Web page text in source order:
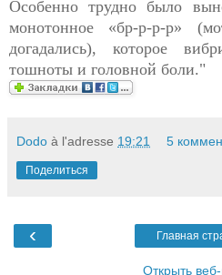
Особенно трудно было
монотонное «бр-р-р-р»
догадались), которое
тошноты и головной боли."
Dodo à l'adresse 19:21 5
Поделиться
‹ Главная
Открыть